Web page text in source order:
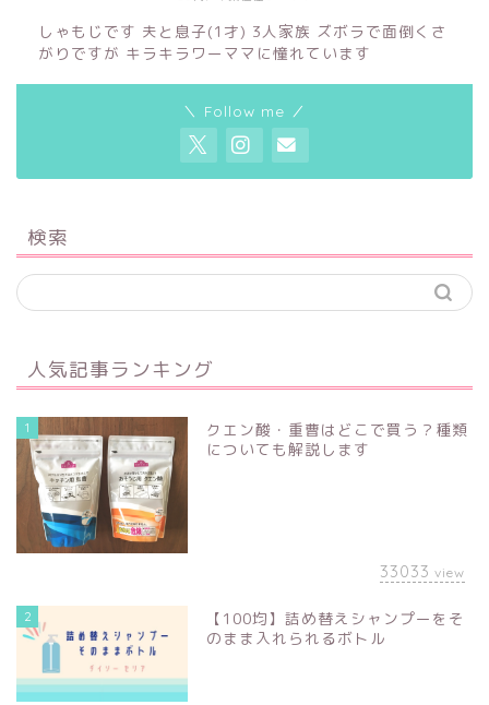
しゃもじです 夫と息子(1才) 3人家族 ズボラで面倒くさ
がりですが キラキラワーママに憧れています
＼ Follow me ／
検索
人気記事ランキング
1
クエン酸・重曹はどこで買う？種類
についても解説します
33033 view
2
【100均】詰め替えシャンプーをそ
のまま入れられるボトル